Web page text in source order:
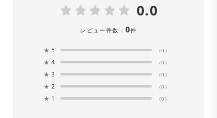
0.0
レビュー件数： 0件
★ 5 (0)
★ 4 (0)
★ 3 (0)
★ 2 (0)
★ 1 (0)